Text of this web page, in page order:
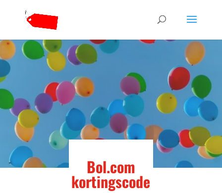
Bol.com
kortingscode